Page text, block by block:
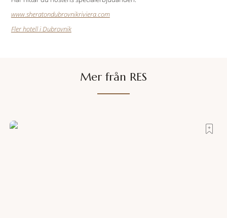
www.sheratondubrovnikriviera.com
Fler hotell i Dubrovnik
Mer från RES